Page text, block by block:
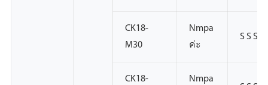
CK18-
M30
Nmpa
ค่ะ
S S S
CK18-
Nmpa